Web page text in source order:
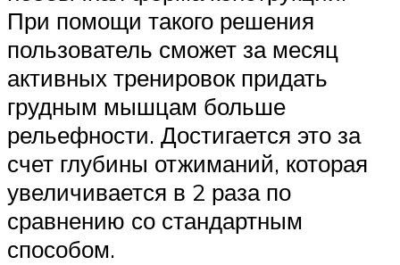
При помощи такого решения
пользователь сможет за месяц
активных тренировок придать
грудным мышцам больше
рельефности. Достигается это за
счет глубины отжиманий, которая
увеличивается в 2 раза по
сравнению со стандартным
способом.